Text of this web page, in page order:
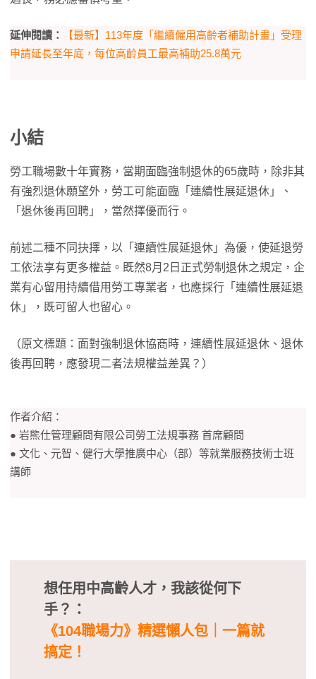
延伸閱讀：
【最新】113年度「繼續僱用高齡者補助計畫」受理
申請延長至年底，每位高齡員工最高補助25.8萬元
小結
勞工職場數十年實務，當期面臨強制退休的65歲時，除非其
有強烈退休願望外，勞工可能面臨「連續性展延退休」、
「退休後再回聘」，當然擇優而行。
前述二種不同抉擇，以「連續性展延退休」為優，使延退勞
工依法享有更多權益。既然8月2日正式勞制退休之規定，企
業有心留用持續借用勞工專業者，也應採行「連續性展延退
休」，既可留人也留心。
（原文標題：面對強制退休協商時，連續性展延退休、退休
後再回聘，應發現二者法規權益差異？）
作者介紹：
● 岩熊仕管理顧問有限公司勞工法規事務 首席顧問
● 文化、元智、健行大學推廣中心（部）等就業服務技術士班
講師
想任用中高齡人才，我該從何下
手？：
《104職場力》精選懶人包｜一篇就
搞定！